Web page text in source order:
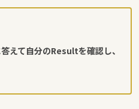
えて自分のResultを確認し、